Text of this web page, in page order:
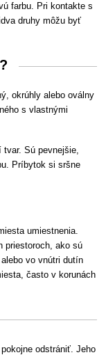
farbu. Pri kontakte s
druhy môžu byť
okrúhly alebo oválny
s vlastnými
Sú pevnejšie,
Príbytok si sršne
umiestnenia.
priestoroch, ako sú
vo vnútri dutín
často v korunách
odstrániť. Jeho